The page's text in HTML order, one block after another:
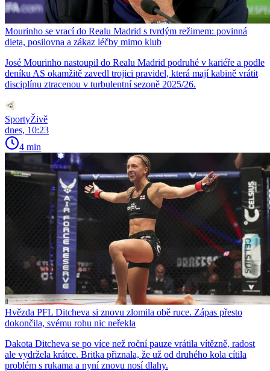
Mourinho se vrací do Realu Madrid s tvrdým režimem: povinná
dieta, posilovna a zákaz léčby mimo klub
José Mourinho nastoupil do Realu Madrid podruhé v kariéře a podle
deníku AS okamžitě zavedl trojici pravidel, která mají kabině vrátit
disciplínu ztracenou v turbulentní sezoně 2025/26.
SportyŽivě
dnes, 10:23
4 min
Hvězda PFL Ditcheva si znovu zlomila obě ruce. Zápas přesto
dokončila, svému rohu nic neřekla
Dakota Ditcheva se po více než roční pauze vrátila vítězně, radost
ale vydržela krátce. Britka přiznala, že už od druhého kola cítila
problém s rukama a nyní znovu nosí dlahy.